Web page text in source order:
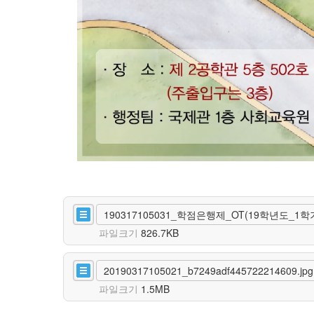
190317105031_학점은행제_OT(19학년도_1학
파일크기 826.7KB
20190317105021_b7249adf445722214609.jpg
파일크기 1.5MB